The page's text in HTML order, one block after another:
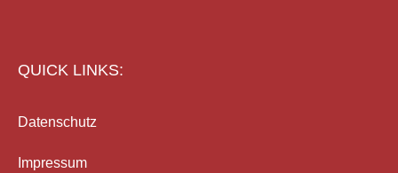
QUICK LINKS:
Datenschutz
Impressum